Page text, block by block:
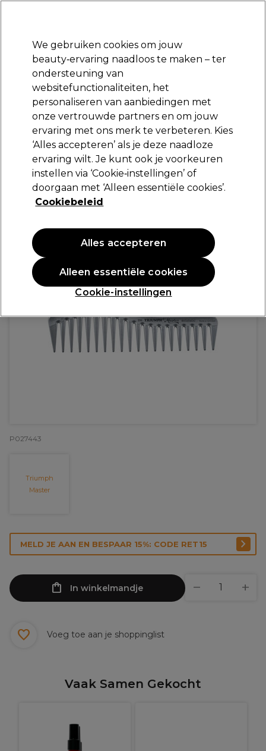
Aanmelden
Merken Deals Haar Elektra
Volgende dag geleverd*
Na verzending, maandag t/m vrijdag
Triumph Master
Triumph Stylerkam 236 Grey
6,69 €
P027443
Triumph
Master
MELD JE AAN EN BESPAAR 15%: CODE RET15
In winkelmandje
Voeg toe aan je shoppinglist
Vaak Samen Gekocht
We gebruiken cookies om jouw
beauty‑ervaring naadloos te maken – ter
ondersteuning van
websitefunctionaliteiten, het
personaliseren van aanbiedingen met
onze vertrouwde partners en om jouw
ervaring met ons merk te verbeteren. Kies
‘Alles accepteren’ als je deze naadloze
ervaring wilt. Je kunt ook je voorkeuren
instellen via ‘Cookie‑instellingen’ of
doorgaan met ‘Alleen essentiële cookies’.
Cookiebeleid
Cookie-instellingen
Alleen essentiële cookies
Alles accepteren